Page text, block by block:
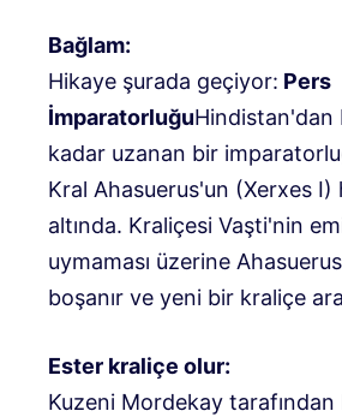
Bağlam:
Hikaye şurada geçiyor: Pers
İmparatorluğuHindistan'dan
kadar uzanan bir
Kral Ahasuerus'un (Xerxes I)
altında. Kraliçesi Vaşti'nin
uymaması üzerine
boşanır ve yeni bir kraliçe
Ester kraliçe olur:
Kuzeni Mordekay